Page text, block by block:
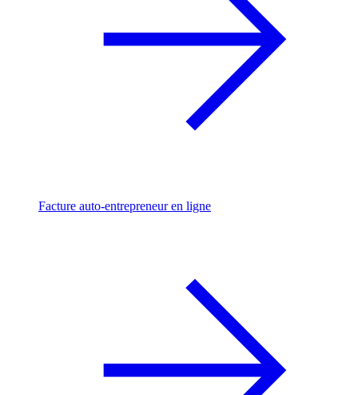
Facture auto-entrepreneur en ligne